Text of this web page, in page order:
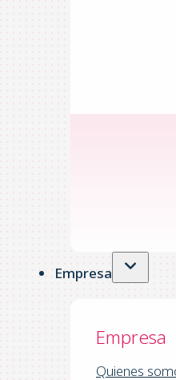
Empresa
Empresa
Quienes